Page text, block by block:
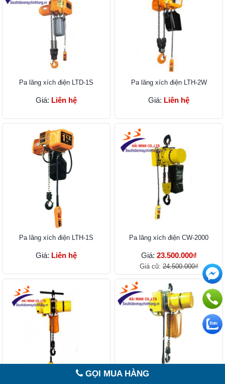
Pa lăng xích điện LTD-1S
Giá: Liên hệ
Pa lăng xích điện LTH-2W
Giá: Liên hệ
Pa lăng xích điện LTH-1S
Giá: Liên hệ
Pa lăng xích điện CW-2000
Giá: 23.500.000₫
Giá cũ:24.500.000₫
GỌI MUA HÀNG